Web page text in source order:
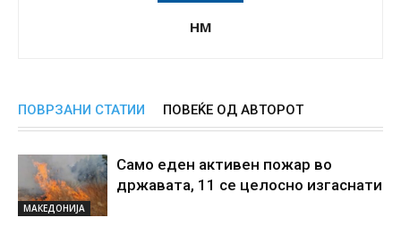
НМ
ПОВРЗАНИ СТАТИИ ПОВЕЌЕ ОД АВТОРОТ
МАКЕДОНИЈА
Само еден активен пожар во
државата, 11 се целосно изгаснати